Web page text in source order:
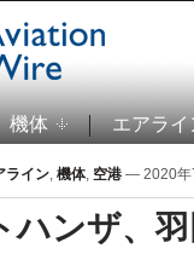
機体 エアライ
ライン, 機体, 空港 — 2020年
ハンザ、